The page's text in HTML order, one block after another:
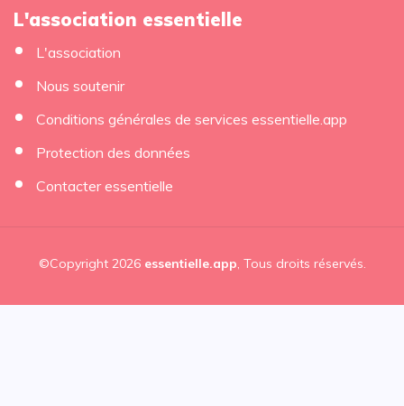
L'association essentielle
L'association
Nous soutenir
Conditions générales de services essentielle.app
Protection des données
Contacter essentielle
©Copyright 2026 essentielle.app, Tous droits réservés.